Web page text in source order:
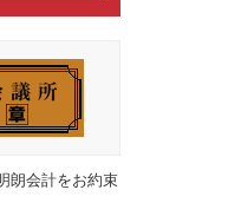
朗会計をお約束